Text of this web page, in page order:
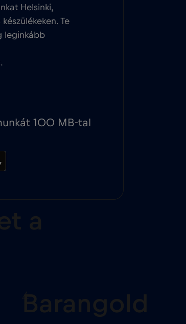
Helsinki,
Te
leginkább
100 MB-tal
a
4Barangold